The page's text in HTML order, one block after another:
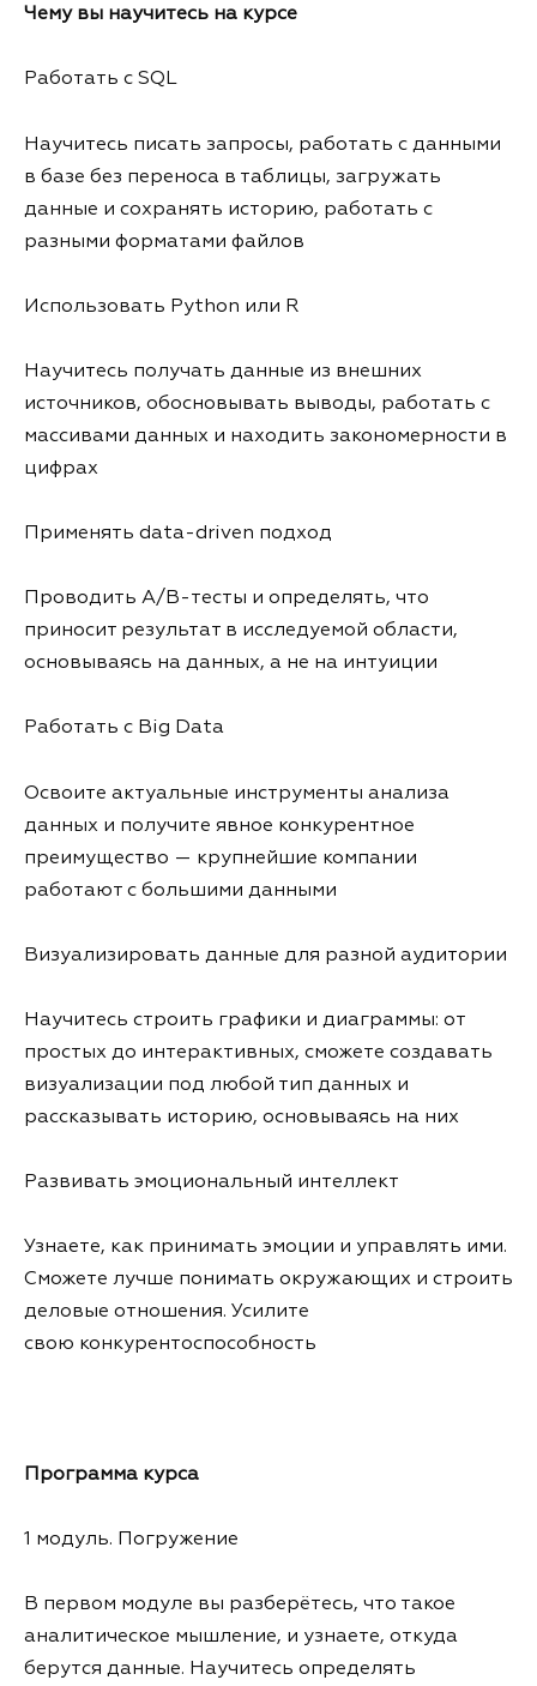
Чему вы научитесь на курсе
Работать с SQL
Научитесь писать запросы, работать с данными
в базе без переноса в таблицы, загружать
данные и сохранять историю, работать с
разными форматами файлов
Использовать Python или R
Научитесь получать данные из внешних
источников, обосновывать выводы, работать с
массивами данных и находить закономерности в
цифрах
Применять data-driven подход
Проводить A/B-тесты и определять, что
приносит результат в исследуемой области,
основываясь на данных, а не на интуиции
Работать с Big Data
Освоите актуальные инструменты анализа
данных и получите явное конкурентное
преимущество — крупнейшие компании
работают с большими данными
Визуализировать данные для разной аудитории
Научитесь строить графики и диаграммы: от
простых до интерактивных, сможете создавать
визуализации под любой тип данных и
рассказывать историю, основываясь на них
Развивать эмоциональный интеллект
Узнаете, как принимать эмоции и управлять ими.
Сможете лучше понимать окружающих и строить
деловые отношения. Усилите
свою конкурентоспособность
Программа курса
1 модуль. Погружение
В первом модуле вы разберётесь, что такое
аналитическое мышление, и узнаете, откуда
берутся данные. Научитесь определять